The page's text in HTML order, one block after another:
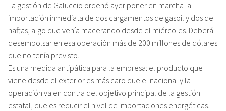
La gestión de Galuccio ordenó ayer poner en marcha la
importación inmediata de dos cargamentos de gasoil y dos de
naftas, algo que venía macerando desde el miércoles. Deberá
desembolsar en esa operación más de 200 millones de dólares
que no tenía previsto.
Es una medida antipática para la empresa: el producto que
viene desde el exterior es más caro que el nacional y la
operación va en contra del objetivo principal de la gestión
estatal, que es reducir el nivel de importaciones energéticas.